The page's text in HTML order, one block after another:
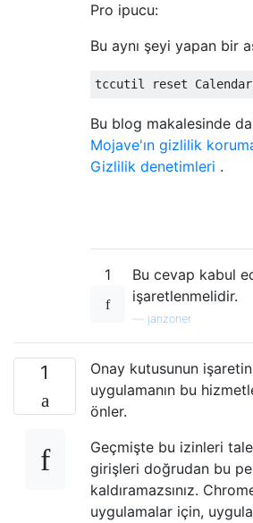
Pro ipucu:
Bu aynı şeyi yapan bir
Bu blog makalesinde
Mojave'ın gizlilik
Gizlilik denetimleri .
1
Bu cevap kabul
işaretlenmelidir.
janzoner
1
Onay kutusunun
uygulamanın bu
önler.
Geçmişte bu izinleri
girişleri doğrudan bu
kaldıramazsınız.
uygulamalar için,